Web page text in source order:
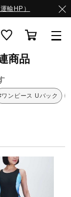
輸HP）
商品
ワンピース Uバック